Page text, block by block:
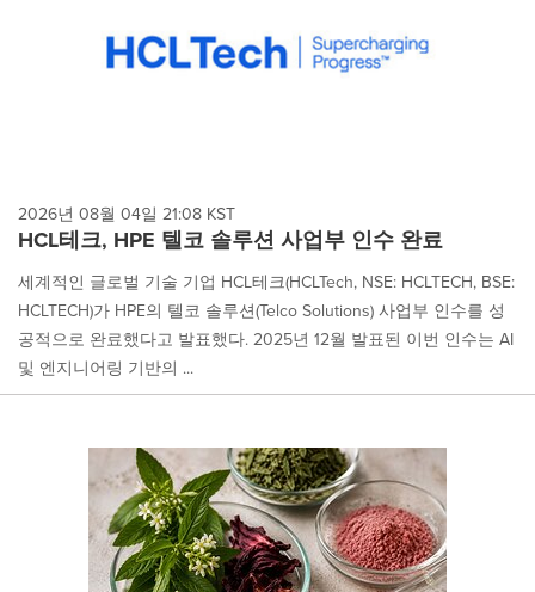
each
option
selected.
2026년 08월 04일 21:08 KST
HCL테크, HPE 텔코 솔루션 사업부 인수 완료
세계적인 글로벌 기술 기업 HCL테크(HCLTech, NSE: HCLTECH, BSE:
HCLTECH)가 HPE의 텔코 솔루션(Telco Solutions) 사업부 인수를 성
공적으로 완료했다고 발표했다. 2025년 12월 발표된 이번 인수는 AI
및 엔지니어링 기반의 ...